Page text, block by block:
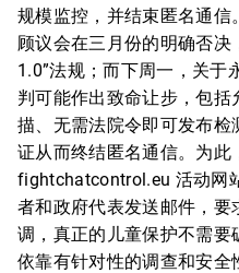
规模监控，并结束匿名通
顾议会在三月份的明确否决
1.0”法规；而下周一，关于
判可能作出致命让步，包
描、无需法院令即可发布
证从而终结匿名通信。为此
fightchatcontrol.eu 活动网
者和政府代表发送邮件，
调，真正的儿童保护不需
依靠有针对性的调查和安